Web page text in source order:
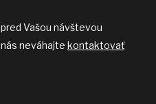
pred Vašou návštevou
nás neváhajte kontaktovať